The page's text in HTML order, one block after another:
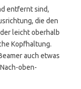
entfernt sind,
die den
leicht oberhalb
Kopfhaltung.
auch etwas
oben-